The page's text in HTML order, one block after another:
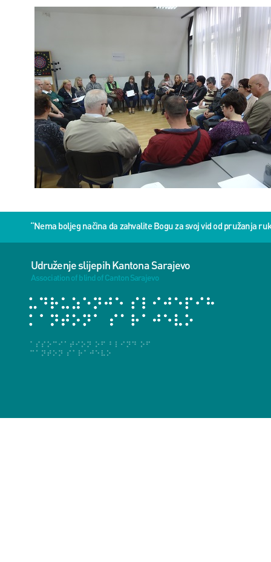
“Nema boljeg načina da zahvalite Bogu za svoj vid od pružanja
Udruženje slijepih Kantona Sarajevo
Association of blind of Canton Sarajevo